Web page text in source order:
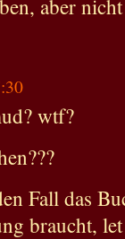
aber nicht
wtf?
Fall das
braucht,